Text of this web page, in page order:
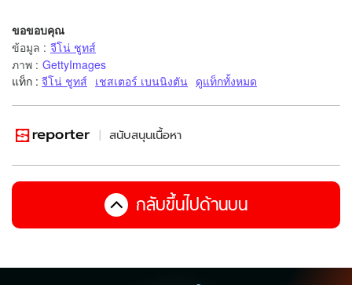
ขอขอบคุณ
ข้อมูล : จีโน่ ชูทส์
ภาพ : GettyImages
แท็ก : จีโน่ ชูทส์ เชสเตอร์ เบนนิงตัน ดูแท็กทั้งหมด
สนับสนุนเนื้อหา
กลับขึ้นไปด้านบน